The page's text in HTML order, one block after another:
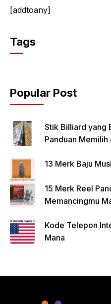
[addtoany]
Tags
Popular Post
Stik Billiard yang
Panduan
13 Merk Baju
15 Merk Reel
Memancingmu
Kode Telepon
Mana